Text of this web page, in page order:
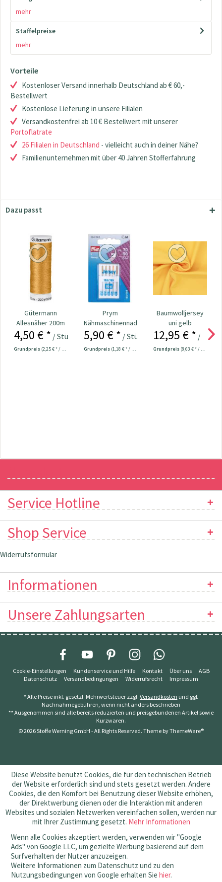
mehr
Staffelpreise
mehr
Vorteile
Kostenloser Versand innerhalb Deutschland ab € 60,-
Bestellwert
Kostenlose Lieferung in unsere Filialen
Versandkostenfrei ab 10 € Bestellwert mit unserer
Portoflatrate
26 Filialen in Deutschland - vielleicht auch in deiner Nähe?
Familienunternehmen mit über 40 Jahren Stofferfahrung
Dazu passt
Gütermann
Allesnäher 200m
Fb. 412 - senfgelb
4,50 € * / Stück
Grundpreis (2,25 € * / 100 Meter)
Prym
Nähmaschinennadeln
130/705 Jersey
5,90 € * / Stück
Grundpreis (1,18 € * / 1 Stück)
Baumwolljersey
uni gelb
12,95 € * /
Grundpreis (8,63 € * / 1 m²)
Service Hotline
Shop Service
Widerrufsformular
Informationen
Unsere Zahlungsarten
Cookie-Einstellungen Kundenservice und Hilfe Kontakt Über uns
AGB
Datenschutz
Versandbedingungen Widerrufsrecht Impressum
* Alle Preise inkl. gesetzl. Mehrwertsteuer zzgl. Versandkosten und ggf.
Nachnahmegebühren, wenn nicht anders beschrieben
** Ausgenommen sind alle bereits reduzierten und preisgebundenen Artikel sowie
Kurzwaren.
© 2026 Stoffe Werning GmbH - All Rights Reserved. Theme byThemeWare®
Diese Website benutzt Cookies, die für den technischen Betrieb
der Website erforderlich sind und stets gesetzt werden. Andere
Cookies, die den Komfort bei Benutzung dieser Website erhöhen,
der Direktwerbung dienen oder die Interaktion mit anderen
Websites und sozialen Netzwerken vereinfachen sollen, werden nur
mit Ihrer Zustimmung gesetzt. Mehr Informationen
Wenn alle Cookies akzeptiert werden, verwenden wir "Google
Ads" von Google LLC, um gezielte Werbung basierend auf dem
Surfverhalten der Nutzer anzuzeigen.
Weitere Informationen zum Datenschutz und zu den
Nutzungsbedingungen von Google erhalten Sie hier.